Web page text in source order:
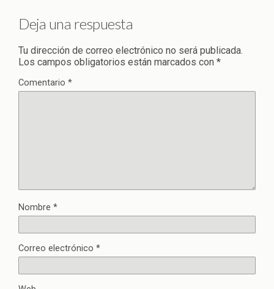
Deja una respuesta
Tu dirección de correo electrónico no será publicada.
Los campos obligatorios están marcados con *
Comentario *
Nombre *
Correo electrónico *